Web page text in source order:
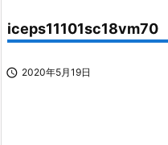
iceps11101sc18vm70
 2020年5月19日